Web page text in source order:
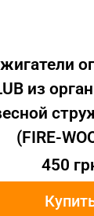
из
(FIRE-
450